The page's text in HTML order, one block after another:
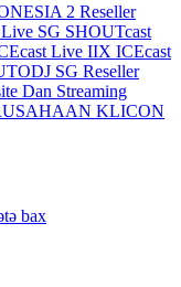
2 Reseller
SG SHOUTcast
Live IIX ICEcast
SG Reseller
Dan Streaming
KLICON
bax